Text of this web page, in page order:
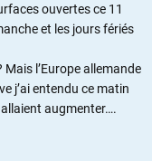
ouvertes ce 11
et les jours fériés
l’Europe allemande
j’ai entendu ce matin
augmenter….